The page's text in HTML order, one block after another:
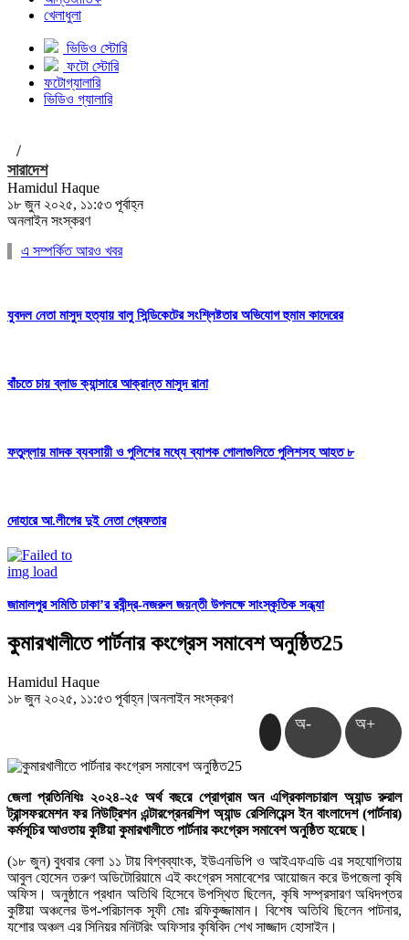
খেলাধুলা
ভিডিও স্টোরি
ফটো স্টোরি
ফটোগ্যালারি
ভিডিও গ্যালারি
/
সারাদেশ
Hamidul Haque
১৮ জুন ২০২৫, ১১:৫৩ পূর্বাহ্ন
অনলাইন সংস্করণ
এ সম্পর্কিত আরও খবর
যুবদল নেতা মাসুদ হত্যায় বালু সিন্ডিকেটের সংশ্লিষ্টতার অভিযোগ হুমাম কাদেরের
বাঁচতে চায় ব্লাড ক্যান্সারে আক্রান্ত মাসুদ রানা
ফতুল্লায় মাদক ব্যবসায়ী ও পুলিশের মধ্যে ব্যাপক গোলাগুলিতে পুলিশসহ আহত ৮
দোহারে আ.লীগের দুই নেতা গ্রেফতার
জামালপুর সমিতি ঢাকা’র রবীন্দ্র-নজরুল জয়ন্তী উপলক্ষে সাংস্কৃতিক সন্ধ্যা
কুমারখালীতে পার্টনার কংগ্রেস সমাবেশ অনুষ্ঠিত25
Hamidul Haque
১৮ জুন ২০২৫, ১১:৫৩ পূর্বাহ্ন |অনলাইন সংস্করণ
অ- অ+
জেলা প্রতিনিধিঃ ২০২৪-২৫ অর্থ বছরে প্রোগ্রাম অন এগ্রিকালচারাল অ্যান্ড রুরাল
ট্রান্সফরমেশন ফর নিউট্রিশন এন্টারপ্রেনরশিপ অ্যান্ড রেসিলিয়েন্স ইন বাংলাদেশ (পার্টনার)
কর্মসূচির আওতায় কুষ্টিয়া কুমারখালীতে পার্টনার কংগ্রেস সমাবেশ অনুষ্ঠিত হয়েছে।
(১৮ জুন) বুধবার বেলা ১১ টায় বিশ্বব্যাংক, ইউএনডিপি ও আইএফএডি এর সহযোগিতায়
আবুল হোসেন তরুণ অডিটোরিয়ামে এই কংগ্রেস সমাবেশের আয়োজন করে উপজেলা কৃষি
অফিস। অনুষ্ঠানে প্রধান অতিথি হিসেবে উপস্থিত ছিলেন, কৃষি সম্প্রসারণ অধিদপ্তর
কুষ্টিয়া অঞ্চলের উপ-পরিচালক সূফী মোঃ রফিকুজ্জামান। বিশেষ অতিথি ছিলেন পাটনার,
যশোর অঞ্চল এর সিনিয়র মনিটরিং অফিসার কৃষিবিদ শেখ সাজ্জাদ হোসাইন।